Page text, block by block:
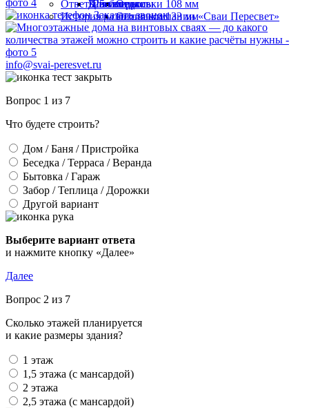
325 ммОголовки 108 мм
Оголовки 133 мм
Швеллеры
Для беседки
Ответы на вопросы
История развития компании «Сваи Пересвет»
Заказать звонок
info@svai-peresvet.ru
Вопрос 1 из 7
Что будете строить?
Дом / Баня / Пристройка
Беседка / Терраса / Веранда
Бытовка / Гараж
Забор / Теплица / Дорожки
Другой вариант
Выберите вариант ответа
и нажмите кнопку «Далее»
Далее
Вопрос 2 из 7
Сколько этажей планируется
и какие размеры здания?
1 этаж
1,5 этажа (с мансардой)
2 этажа
2,5 этажа (с мансардой)